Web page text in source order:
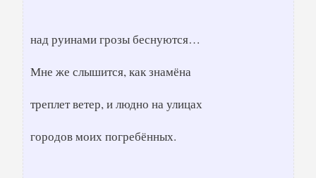
над руинами грозы беснуются…
Мне же слышится, как знамёна
треплет ветер, и людно на улицах
городов моих погребённых.